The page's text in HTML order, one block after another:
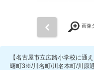
画像
【名古屋市立広路小学校に通え
曙町3※/川名町/川名本町/川